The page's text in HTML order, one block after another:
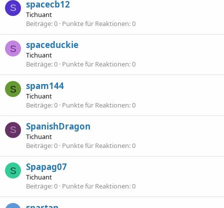
S spacecb12
Tichuant
Beiträge 0 Punkte für Reaktionen 0
S spaceduckie
Tichuant
Beiträge 0 Punkte für Reaktionen 0
S spam144
Tichuant
Beiträge 0 Punkte für Reaktionen 0
S SpanishDragon
Tichuant
Beiträge 0 Punkte für Reaktionen 0
S Spapag07
Tichuant
Beiträge 0 Punkte für Reaktionen 0